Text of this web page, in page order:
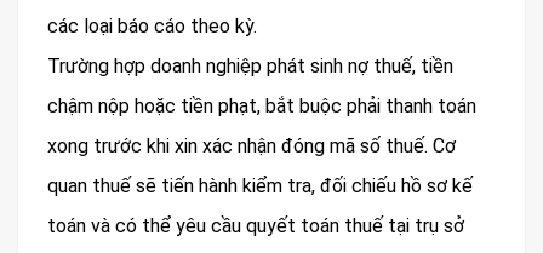
các loại báo cáo theo kỳ.
Trường hợp doanh nghiệp phát sinh nợ thuế, tiền
chậm nộp hoặc tiền phạt, bắt buộc phải thanh toán
xong trước khi xin xác nhận đóng mã số thuế. Cơ
quan thuế sẽ tiến hành kiểm tra, đối chiếu hồ sơ kế
toán và có thể yêu cầu quyết toán thuế tại trụ sở